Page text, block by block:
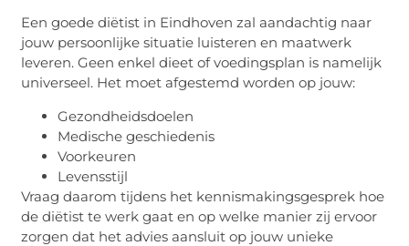
Een goede diëtist in Eindhoven zal aandachtig naar
jouw persoonlijke situatie luisteren en maatwerk
leveren. Geen enkel dieet of voedingsplan is namelijk
universeel. Het moet afgestemd worden op jouw:
Gezondheidsdoelen
Medische geschiedenis
Voorkeuren
Levensstijl
Vraag daarom tijdens het kennismakingsgesprek hoe
de diëtist te werk gaat en op welke manier zij ervoor
zorgen dat het advies aansluit op jouw unieke